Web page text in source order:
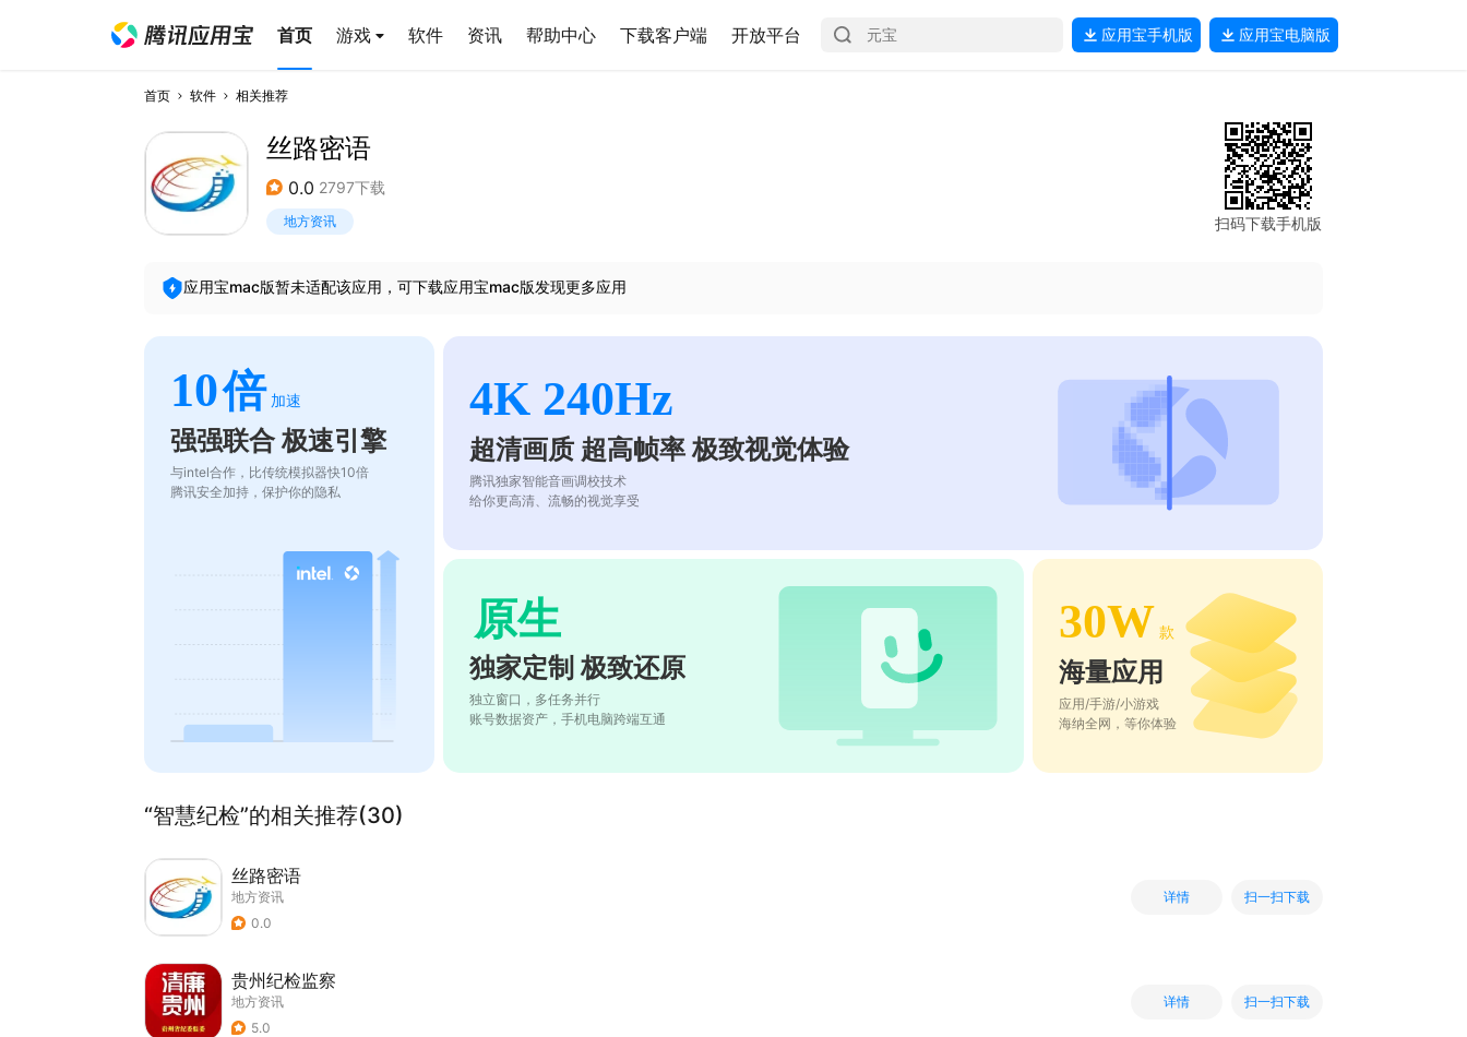
首页 游戏 软件 资讯 帮助中心 下载客户端 开放平台 应用宝手机版 应用宝电脑版
首页 软件 相关推荐
丝路密语
0.0 2797下载
地方资讯 扫码下载手机版
应用宝mac版暂未适配该应用，可下载应用宝mac版发现更多应用
10倍 加速
强强联合 极速引擎
与intel合作，比传统模拟器快10倍
腾讯安全加持，保护你的隐私
4K 240Hz
超清画质 超高帧率 极致视觉体验
腾讯独家智能音画调校技术
给你更高清、流畅的视觉享受
原生
独家定制 极致还原
独立窗口，多任务并行
账号数据资产，手机电脑跨端互通
30W 款
海量应用
应用/手游/小游戏
海纳全网，等你体验
“智慧纪检”的相关推荐(30)
丝路密语
地方资讯
0.0
详情 扫一扫下载
贵州纪检监察
地方资讯
5.0
详情 扫一扫下载